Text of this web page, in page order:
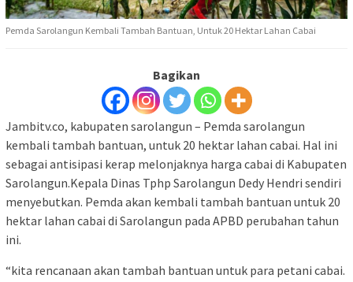
Pemda Sarolangun Kembali Tambah Bantuan, Untuk 20 Hektar Lahan Cabai
Bagikan
Jambitv.co, kabupaten sarolangun – Pemda sarolangun
kembali tambah bantuan, untuk 20 hektar lahan cabai. Hal ini
sebagai antisipasi kerap melonjaknya harga cabai di Kabupaten
Sarolangun.Kepala Dinas Tphp Sarolangun Dedy Hendri sendiri
menyebutkan. Pemda akan kembali tambah bantuan untuk 20
hektar lahan cabai di Sarolangun pada APBD perubahan tahun
ini.
“kita rencanaan akan tambah bantuan untuk para petani cabai.